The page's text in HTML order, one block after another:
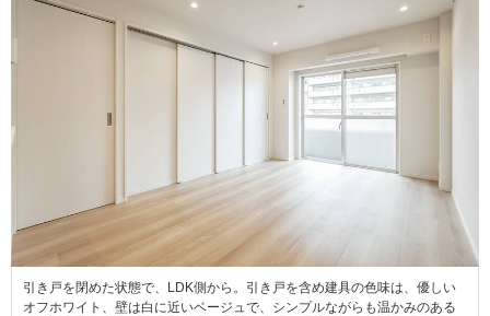
引き戸を閉めた状態で、LDK側から。引き戸を含め建具の色味は、優しい
オフホワイト、壁は白に近いベージュで、シンプルながらも温かみのある